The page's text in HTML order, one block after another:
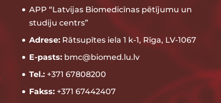
APP “Latvijas Biomedicīnas pētījumu un
studiju centrs”
Adrese:Rātsupītes iela 1 k-1, Rīga, LV-1067
E-pasts:bmc@biomed.lu.lv
Tel.:+371 67808200
Fakss:+371 67442407